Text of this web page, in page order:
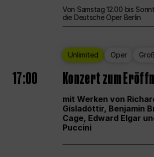
Von Samstag 12.00 bis
die Deutsche Oper Berlin
Unlimited Oper
17:00 Konzert zum
mit Werken von
Gísladóttir, Benjamin
Cage, Edward Elgar
Puccini